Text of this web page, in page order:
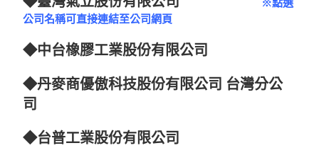
公司名稱可直接連結至公司網頁
◆中台橡膠工業股份有限公司
◆丹麥商優傲科技股份有限公司 台灣分公
司
◆台普工業股份有限公司